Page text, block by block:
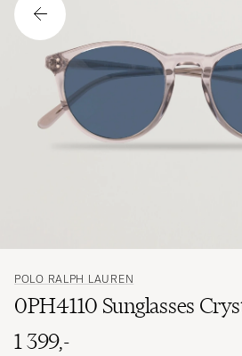
POLO RALPH LAUREN
0PH4110 Sunglasses
1 399,-